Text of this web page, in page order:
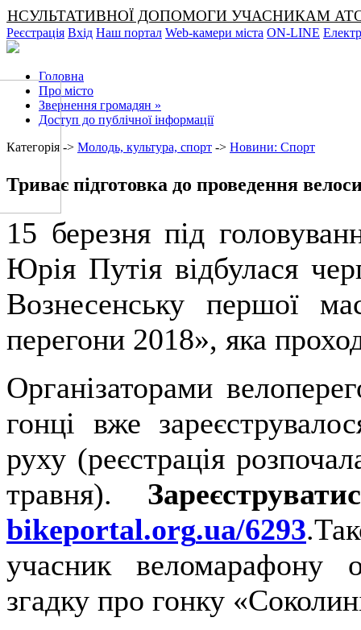
ДОПОМОГИ УЧАСНИКАМ АТО ТА
Реєстрація Вхід Наш портал Web-камери міста ON-LINE
Головна
Про місто
Звернення громадян »
Доступ до публічної інформації
Категорія -> Молодь, культура, спорт -> Новини: Спорт
Триває підготовка до проведення
15 березня під
Юрія Путія відбулася
Вознесенську першої
перегони 2018», яка
Організаторами
гонці вже
руху (реєстрація
травня).
bikeportal.org.ua/6293
учасник веломарафону
згадку про гонку